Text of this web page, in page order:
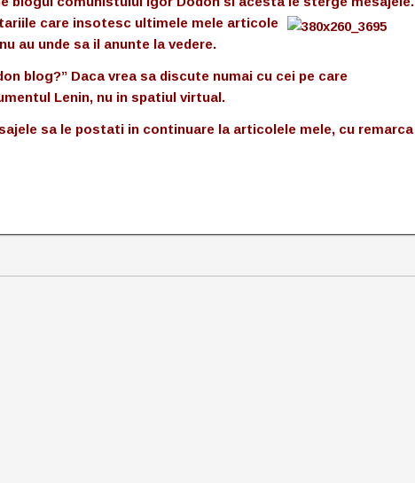
care insotesc ultimele mele articole
au unde sa il anunte la vedere.
blog?” Daca vrea sa discute numai cu cei pe care
Lenin, nu in spatiul virtual.
sa le postati in continuare la articolele mele, cu remarca